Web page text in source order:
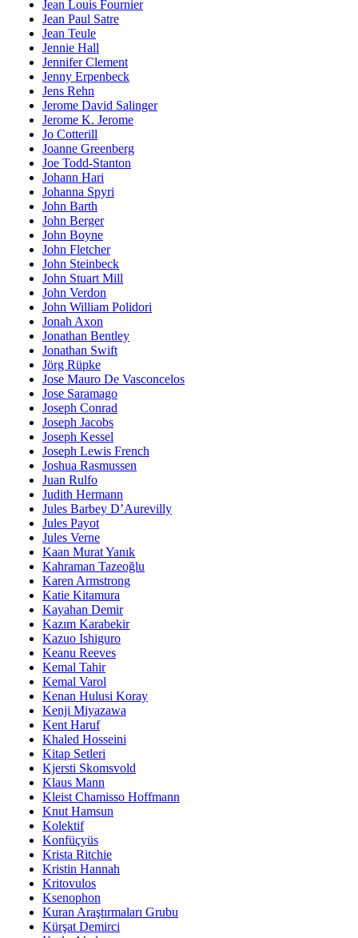
Jean Louis Fournier
Jean Paul Satre
Jean Teule
Jennie Hall
Jennifer Clement
Jenny Erpenbeck
Jens Rehn
Jerome David Salinger
Jerome K. Jerome
Jo Cotterill
Joanne Greenberg
Joe Todd-Stanton
Johann Hari
Johanna Spyri
John Barth
John Berger
John Boyne
John Fletcher
John Steinbeck
John Stuart Mill
John Verdon
John William Polidori
Jonah Axon
Jonathan Bentley
Jonathan Swift
Jörg Rüpke
Jose Mauro De Vasconcelos
Jose Saramago
Joseph Conrad
Joseph Jacobs
Joseph Kessel
Joseph Lewis French
Joshua Rasmussen
Juan Rulfo
Judith Hermann
Jules Barbey D’Aurevilly
Jules Payot
Jules Verne
Kaan Murat Yanık
Kahraman Tazeoğlu
Karen Armstrong
Katie Kitamura
Kayahan Demir
Kazım Karabekir
Kazuo Ishiguro
Keanu Reeves
Kemal Tahir
Kemal Varol
Kenan Hulusi Koray
Kenji Miyazawa
Kent Haruf
Khaled Hosseini
Kitap Setleri
Kjersti Skomsvold
Klaus Mann
Kleist Chamisso Hoffmann
Knut Hamsun
Kolektif
Konfüçyüs
Krista Ritchie
Kristin Hannah
Kritovulos
Ksenophon
Kuran Araştırmaları Grubu
Kürşat Demirci